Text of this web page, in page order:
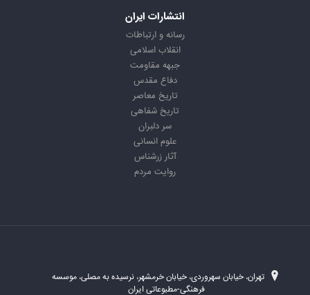
انتشارات ایران
رسانه و ارتباطات
انقلاب اسلامی
جبهه مقاومت
دفاع مقدس
تاریخ معاصر
تاریخ شفاهی
سر دلبران
علوم انسانی
آثار زرشناس
روایت مردم
تهران، خیابان سهروردی، خیابان خرمشهر، نرسیده به مصلی، موسسه
فرهنگی-مطبوعاتی ایران